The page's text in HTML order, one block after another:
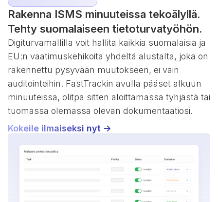
Rakenna ISMS minuuteissa tekoälyllä.
Tehty suomalaiseen tietoturvatyöhön.
Digiturvamallilla voit hallita kaikkia suomalaisia ja
EU:n vaatimuskehikoita yhdeltä alustalta, joka on
rakennettu pysyvään muutokseen, ei vain
auditointeihin. FastTrackin avulla pääset alkuun
minuuteissa, olitpa sitten aloittamassa tyhjästä tai
tuomassa olemassa olevan dokumentaatiosi.
Kokeile ilmaiseksi nyt ->